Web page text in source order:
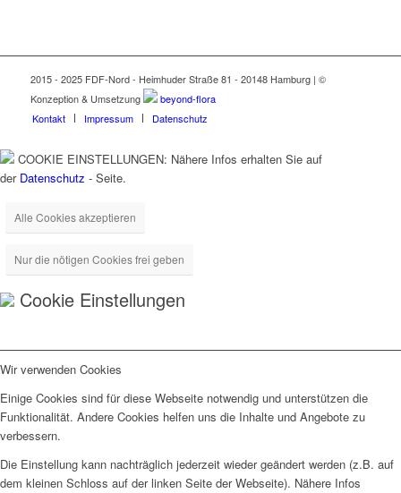
2015 - 2025 FDF-Nord - Heimhuder Straße 81 - 20148 Hamburg | ©
Konzeption & Umsetzung
beyond-flora
Kontakt
Impressum Datenschutz
COOKIE EINSTELLUNGEN: Nähere Infos erhalten Sie auf
der Datenschutz - Seite.
Alle Cookies akzeptieren
Nur die nötigen Cookies frei geben
Cookie Einstellungen
Wir verwenden Cookies
Einige Cookies sind für diese Webseite notwendig und unterstützen die
Funktionalität. Andere Cookies helfen uns die Inhalte und Angebote zu
verbessern.
Die Einstellung kann nachträglich jederzeit wieder geändert werden (z.B. auf
dem kleinen Schloss auf der linken Seite der Webseite). Nähere Infos